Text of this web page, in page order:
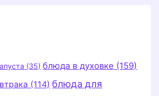
(35) блюда в духовке (159)
(114) блюда для